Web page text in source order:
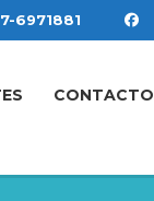
6971881
CONTACTO